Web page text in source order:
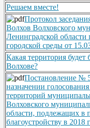
Решаем вместе!
Протокол
Волхов Волховского
Ленинградской
городской среды от
Какая территория будет
Волхове?
Постановление №
назначении
территорий
Волховского
области, подлежащих в
благоустройству в 2018